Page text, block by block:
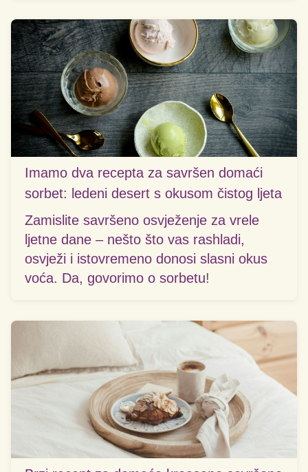
Imamo dva recepta za savršen domaći
sorbet: ledeni desert s okusom čistog ljeta
Zamislite savršeno osvježenje za vrele
ljetne dane – nešto što vas rashladi,
osvježi i istovremeno donosi slasni okus
voća. Da, govorimo o sorbetu!